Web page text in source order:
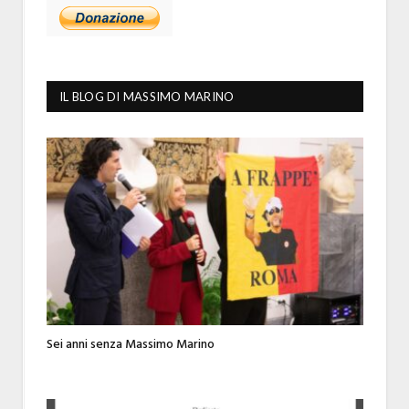
IL BLOG DI MASSIMO MARINO
Sei anni senza Massimo Marino